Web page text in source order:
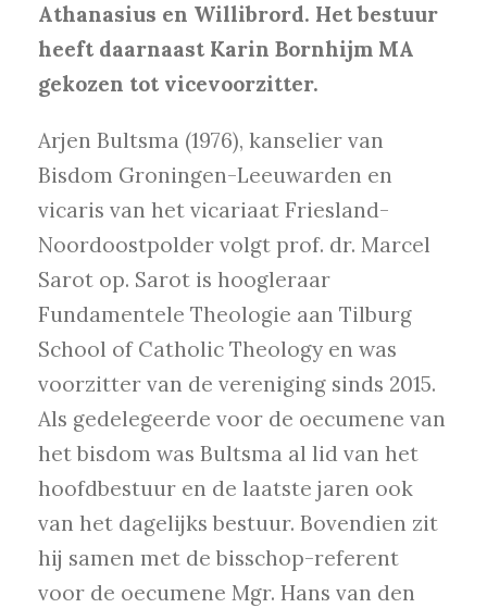
Athanasius en Willibrord. Het bestuur
heeft daarnaast Karin Bornhijm MA
gekozen tot vicevoorzitter.
Arjen Bultsma (1976), kanselier van
Bisdom Groningen-Leeuwarden en
vicaris van het vicariaat Friesland-
Noordoostpolder volgt prof. dr. Marcel
Sarot op. Sarot is hoogleraar
Fundamentele Theologie aan Tilburg
School of Catholic Theology en was
voorzitter van de vereniging sinds 2015.
Als gedelegeerde voor de oecumene van
het bisdom was Bultsma al lid van het
hoofdbestuur en de laatste jaren ook
van het dagelijks bestuur. Bovendien zit
hij samen met de bisschop-referent
voor de oecumene Mgr. Hans van den